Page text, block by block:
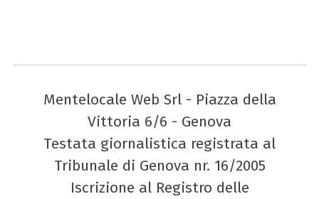
Mentelocale Web Srl - Piazza della
Vittoria 6/6 - Genova
Testata giornalistica registrata al
Tribunale di Genova nr. 16/2005
Iscrizione al Registro delle